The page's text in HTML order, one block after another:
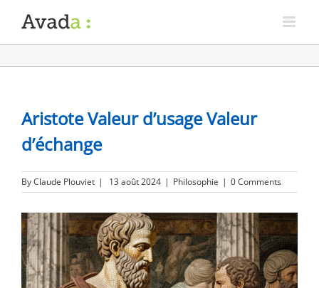
Aristote Valeur d’usage Valeur
d’échange
ByClaude Plouviet | 13 août 2024 | Philosophie | 0 Comments
View
Larger
Image